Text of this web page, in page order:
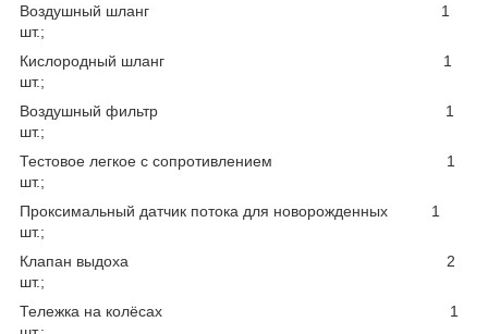
Воздушный шланг 1
шт.;
Кислородный шланг 1
шт.;
Воздушный фильтр 1
шт.;
Тестовое легкое с сопротивлением 1
шт.;
Проксимальный датчик потока для новорожденных 1
шт.;
Клапан выдоха 2
шт.;
Тележка на колёсах 1